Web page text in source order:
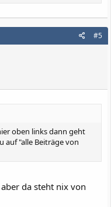
#5
oben links dann geht
auf "alle Beiträge von
da steht nix von